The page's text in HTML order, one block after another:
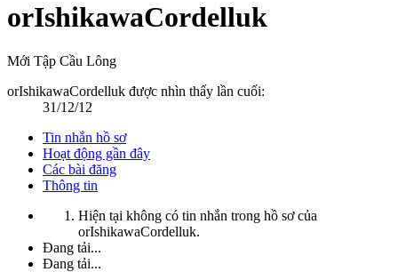
orIshikawaCordelluk
Mới Tập Cầu Lông
orIshikawaCordelluk được nhìn thấy lần cuối:
31/12/12
Tin nhắn hồ sơ
Hoạt động gần đây
Các bài đăng
Thông tin
Hiện tại không có tin nhắn trong hồ sơ của
orIshikawaCordelluk.
Đang tải...
Đang tải...